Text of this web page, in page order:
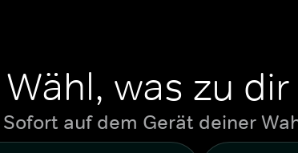
Wähl, was zu
Sofort auf dem Gerät deiner